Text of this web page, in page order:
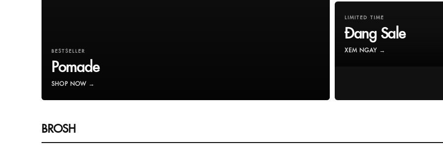
BESTSELLER
Pomade
SHOP NOW →
LIMITED TIME
Đang Sale
XEM NGAY →
BROSH